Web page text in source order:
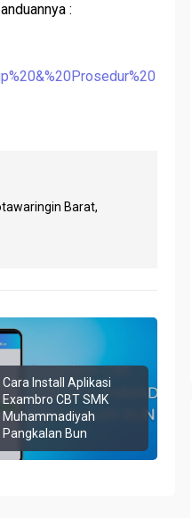
:
Barat,
Cara Install Aplikasi
Exambro CBT SMK
Muhammadiyah
Pangkalan Bun